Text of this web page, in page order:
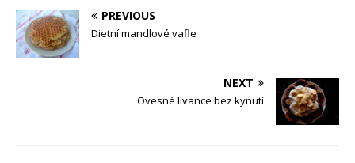
PREVIOUS
Dietní mandlové vafle
NEXT
Ovesné lívance bez kynutí